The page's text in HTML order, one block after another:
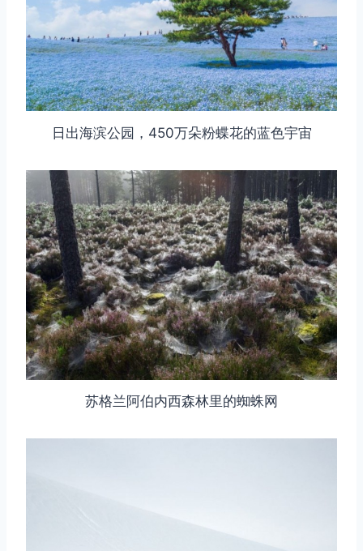
日出海滨公园，450万朵粉蝶花的蓝色宇宙
苏格兰阿伯内西森林里的蜘蛛网